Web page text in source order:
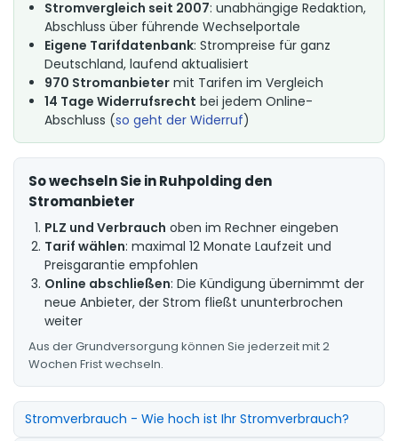
Stromvergleich seit 2007: unabhängige Redaktion,
Abschluss über führende Wechselportale
Eigene Tarifdatenbank: Strompreise für ganz
Deutschland, laufend aktualisiert
970 Stromanbieter mit Tarifen im Vergleich
14 Tage Widerrufsrecht bei jedem Online-
Abschluss (so geht der Widerruf)
So wechseln Sie in Ruhpolding den
Stromanbieter
PLZ und Verbrauch oben im Rechner eingeben
Tarif wählen: maximal 12 Monate Laufzeit und
Preisgarantie empfohlen
Online abschließen: Die Kündigung übernimmt der
neue Anbieter, der Strom fließt ununterbrochen
weiter
Aus der Grundversorgung können Sie jederzeit mit 2
Wochen Frist wechseln.
Stromverbrauch - Wie hoch ist Ihr Stromverbrauch?